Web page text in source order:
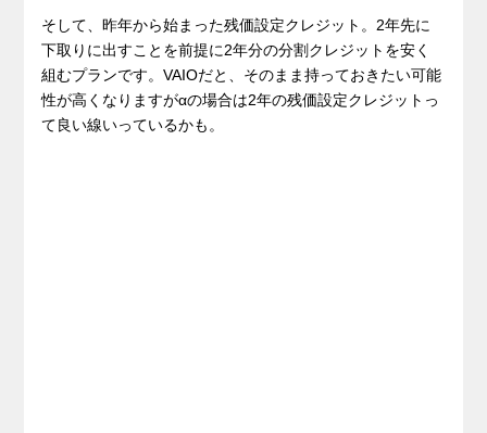
そして、昨年から始まった残価設定クレジット。2年先に
下取りに出すことを前提に2年分の分割クレジットを安く
組むプランです。VAIOだと、そのまま持っておきたい可能
性が高くなりますがαの場合は2年の残価設定クレジットっ
て良い線いっているかも。